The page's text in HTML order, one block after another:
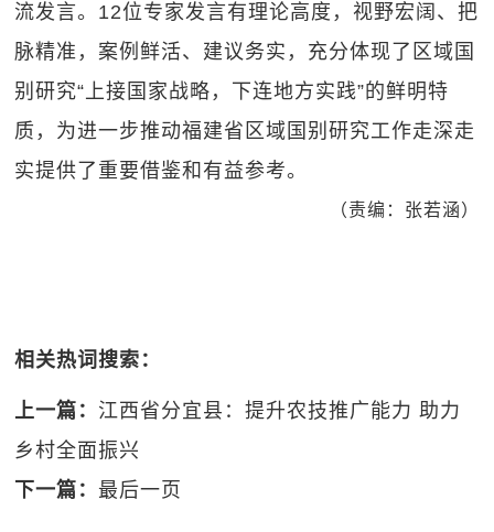
流发言。12位专家发言有理论高度，视野宏阔、把
脉精准，案例鲜活、建议务实，充分体现了区域国
别研究“上接国家战略，下连地方实践”的鲜明特
质，为进一步推动福建省区域国别研究工作走深走
实提供了重要借鉴和有益参考。
（责编：张若涵）
相关热词搜索：
上一篇： 江西省分宜县：提升农技推广能力 助力
乡村全面振兴
下一篇：最后一页